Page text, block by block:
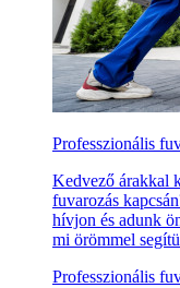
Professzionális
Kedvező árakkal
fuvarozás
hívjon és adunk
mi örömmel
Professzionális